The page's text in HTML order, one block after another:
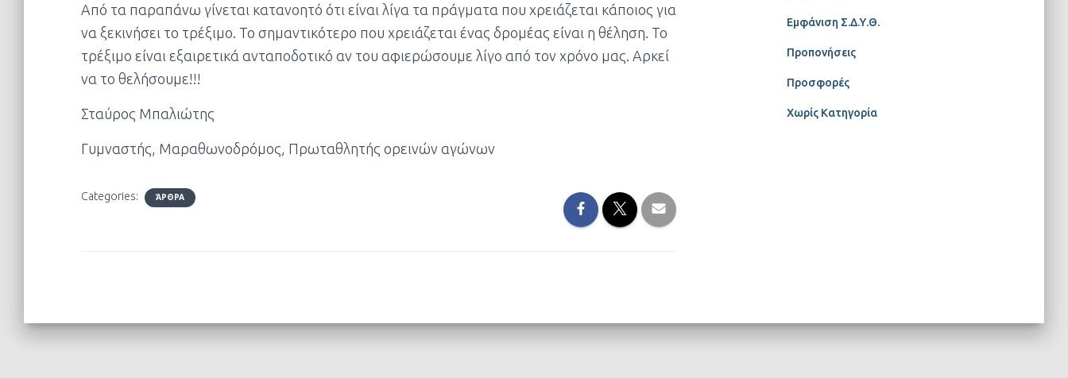
Από τα παραπάνω γίνεται κατανοητό ότι είναι λίγα τα πράγματα που χρειάζεται κάποιος για
να ξεκινήσει το τρέξιμο. Το σημαντικότερο που χρειάζεται ένας δρομέας είναι η θέληση. Το
τρέξιμο είναι εξαιρετικά ανταποδοτικό αν του αφιερώσουμε λίγο από τον χρόνο μας. Αρκεί
να το θελήσουμε!!!
Σταύρος Μπαλιώτης
Γυμναστής, Μαραθωνοδρόμος, Πρωταθλητής ορεινών αγώνων
Categories: ΆΡΘΡΑ
Εμφάνιση Σ.Δ.Υ.Θ.
Προπονήσεις
Προσφορές
Χωρίς Κατηγορία